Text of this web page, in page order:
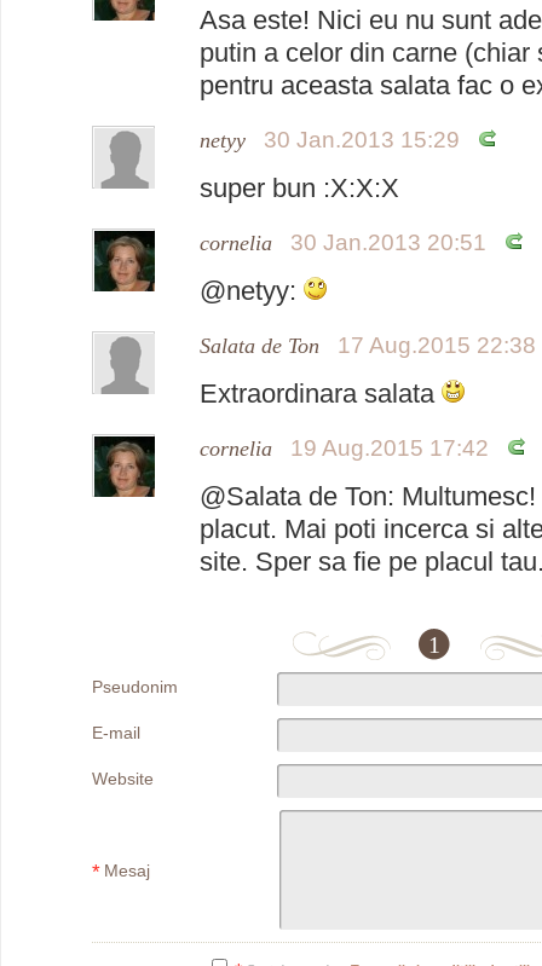
Asa este! Nici eu nu sunt
putin a celor din carne (chiar
pentru aceasta salata fac o
netyy 30 Jan.2013 15:29
super bun :X:X:X
cornelia 30 Jan.2013 20:51
@netyy:
Salata de Ton 17 Aug.2015 22:38
Extraordinara salata
cornelia 19 Aug.2015 17:42
@Salata de Ton:
placut. Mai poti incerca si
site. Sper sa fie pe placul
1
Pseudonim
E-mail
Website
* Mesaj